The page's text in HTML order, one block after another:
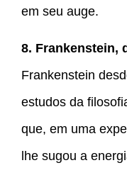
em seu auge.
8. Frankenstein,
Frankenstein
estudos da
que, em uma
lhe sugou a